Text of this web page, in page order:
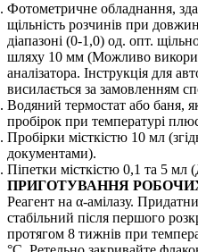
Фотометричне обладнання,
щільність розчинів при
діапазоні (0-1,0) од. опт.
шляху 10 мм (Можливо
аналізатора. Інструкція для
висилається за замовленням
Водяний термостат або баня,
пробірок при температурі
Пробірки місткістю 10 мл
документами).
Піпетки місткістю 0,1 та 5
ПРИГОТУВАННЯ
Реагент на α-амілазу.
стабільний після першого
протягом 8 тижнів при